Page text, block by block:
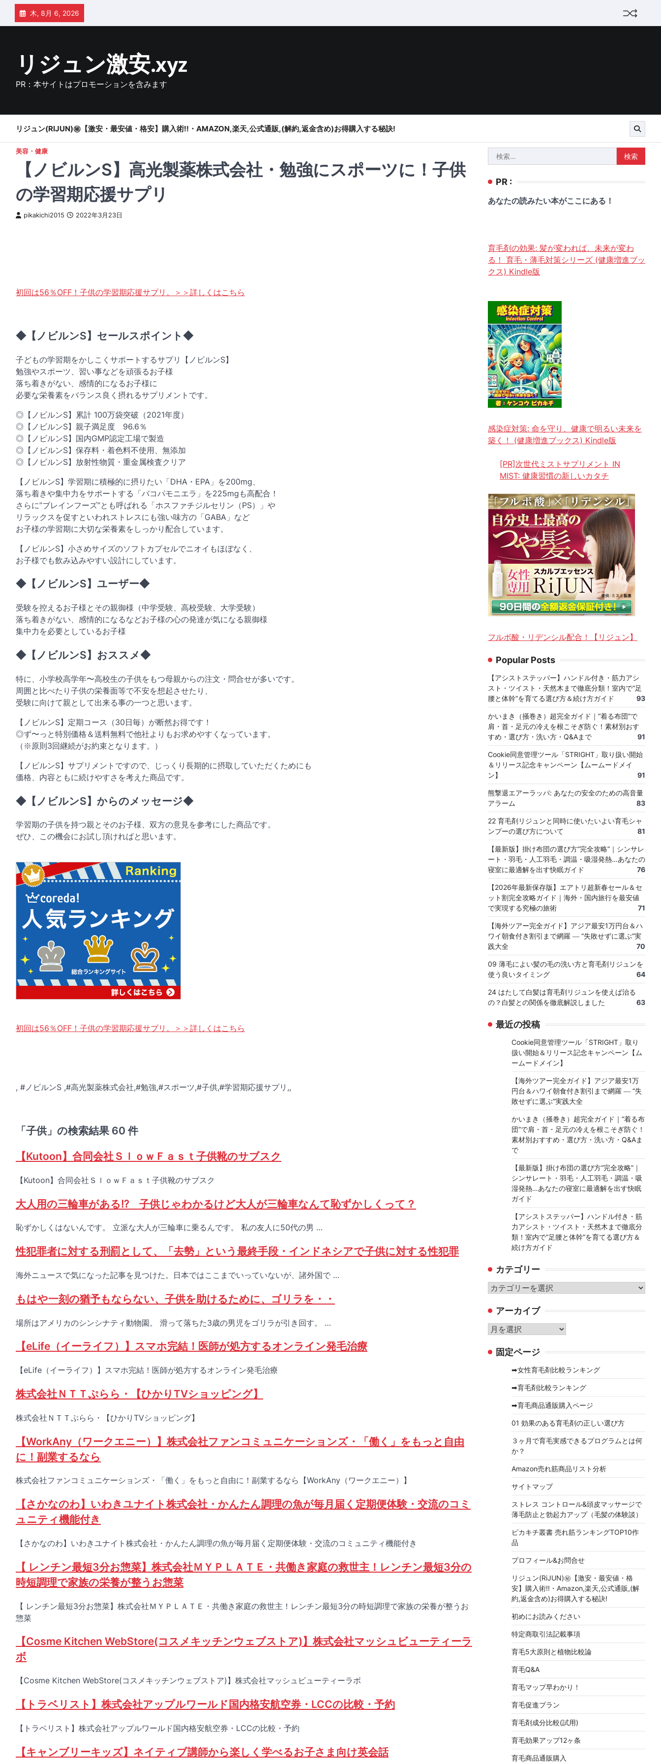
Skip
content
木, 8月 6, 2026
リジュン激安.xyz
PR：本サイトはプロモーションを含みます
リジュン(RIJUN)㊙【激安・最安値・格安】購入術!!・AMAZON,楽天,公式通販,(解約,返金含め)お得購入する秘訣!
美容・健康
【ノビルンS】高光製薬株式会社・勉強にスポーツに！子供
の学習期応援サプリ
pikakichi2015 2022年3月23日
初回は56％OFF！子供の学習期応援サプリ。＞＞詳しくはこちら
◆【ノビルンS】セールスポイント◆
子どもの学習期をかしこくサポートするサプリ【ノビルンS】
勉強やスポーツ、習い事などを頑張るお子様
落ち着きがない、感情的になるお子様に
必要な栄養素をバランス良く摂れるサプリメントです。
◎【ノビルンS】累計 100万袋突破（2021年度）
◎【ノビルンS】親子満足度 96.6％
◎【ノビルンS】国内GMP認定工場で製造
◎【ノビルンS】保存料・着色料不使用、無添加
◎【ノビルンS】放射性物質・重金属検査クリア
【ノビルンS】学習期に積極的に摂りたい「DHA・EPA」を200mg、
落ち着きや集中力をサポートする「バコパモニエラ」を225mgも高配合！
さらに”ブレインフーズ”とも呼ばれる「ホスファチジルセリン（PS）」や
リラックスを促すといわれストレスにも強い味方の「GABA」など
お子様の学習期に大切な栄養素をしっかり配合しています。
【ノビルンS】小さめサイズのソフトカプセルでニオイもほぼなく、
お子様でも飲み込みやすい設計にしています。
◆【ノビルンS】ユーザー◆
受験を控えるお子様とその親御様（中学受験、高校受験、大学受験）
落ち着きがない、感情的になるなどお子様の心の発達が気になる親御様
集中力を必要としているお子様
◆【ノビルンS】おススメ◆
特に、小学校高学年〜高校生の子供をもつ母親からの注文・問合せが多いです。
周囲と比べたり子供の栄養面等で不安を想起させたり、
受験に向けて親として出来る事の一つと思います。
【ノビルンS】定期コース（30日毎）が断然お得です！
◎ず〜っと特別価格＆送料無料で他社よりもお求めやすくなっています。
（※原則3回継続がお約束となります。）
【ノビルンS】サプリメントですので、じっくり長期的に摂取していただくためにも
価格、内容ともに続けやすさを考えた商品です。
◆【ノビルンS】からのメッセージ◆
学習期の子供を持つ親とそのお子様、双方の意見を参考にした商品です。
ぜひ、この機会にお試し頂ければと思います。
初回は56％OFF！子供の学習期応援サプリ。＞＞詳しくはこちら
, #ノビルンS ,#高光製薬株式会社,#勉強,#スポーツ,#子供,#学習期応援サプリ,,
「子供」の検索結果 60 件
【Kutoon】合同会社ＳｌｏｗＦａｓｔ子供靴のサブスク
【Kutoon】合同会社ＳｌｏｗＦａｓｔ子供靴のサブスク
大人用の三輪車がある⁉ 子供じゃわかるけど大人が三輪車なんて恥ずかしくって？
恥ずかしくはないんです。 立派な大人が三輪車に乗るんです。 私の友人に50代の男 …
性犯罪者に対する刑罰として、「去勢」という最終手段・インドネシアで子供に対する性犯罪
海外ニュースで気になった記事を見つけた。日本ではここまでいっていないが、諸外国で …
もはや一刻の猶予もならない、子供を助けるために、ゴリラを・・
場所はアメリカのシンシナティ動物園。 滑って落ちた3歳の男児をゴリラが引き回す。 …
【eLife（イーライフ）】スマホ完結！医師が処方するオンライン発毛治療
【eLife（イーライフ）】スマホ完結！医師が処方するオンライン発毛治療
株式会社ＮＴＴぷらら・【ひかりTVショッピング】
株式会社ＮＴＴぷらら・【ひかりTVショッピング】
【WorkAny（ワークエニー）】株式会社ファンコミュニケーションズ・「働く」をもっと自由
に！副業するなら
株式会社ファンコミュニケーションズ・「働く」をもっと自由に！副業するなら【WorkAny（ワークエニー）】
【さかなのわ】いわきユナイト株式会社・かんたん調理の魚が毎月届く定期便体験・交流のコミ
ュニティ機能付き
【さかなのわ】いわきユナイト株式会社・かんたん調理の魚が毎月届く定期便体験・交流のコミュニティ機能付き
【 レンチン最短3分お惣菜】株式会社ＭＹＰＬＡＴＥ・共働き家庭の救世主！レンチン最短3分の
時短調理で家族の栄養が整うお惣菜
【 レンチン最短3分お惣菜】株式会社ＭＹＰＬＡＴＥ・共働き家庭の救世主！レンチン最短3分の時短調理で家族の栄養が整うお
惣菜
【Cosme Kitchen WebStore(コスメキッチンウェブストア)】株式会社マッシュビューティーラ
ボ
【Cosme Kitchen WebStore(コスメキッチンウェブストア)】株式会社マッシュビューティーラボ
【トラベリスト】株式会社アップルワールド国内格安航空券・LCCの比較・予約
【トラベリスト】株式会社アップルワールド国内格安航空券・LCCの比較・予約
【キャンブリーキッズ】ネイティブ講師から楽しく学べるお子さま向け英会話
索:
PR :
あなたの読みたい本がここにある！
育毛剤の効果: 髪が変われば、未来が変わ
る！ 育毛・薄毛対策シリーズ (健康増進ブッ
クス) Kindle版
感染症対策: 命を守り、健康で明るい未来を
築く！ (健康増進ブックス) Kindle版
[PR]次世代ミストサプリメント IN
MIST: 健康習慣の新しいカタチ
フルボ酸・リデンシル配合！【リジュン】
Popular Posts
【アシストステッパー】ハンドル付き・筋力アシ
スト・ツイスト・天然木まで徹底分類！室内で“足
腰と体幹”を育てる選び方＆続け方ガイド
93
かいまき（掻巻き）超完全ガイド｜“着る布団”で
肩・首・足元の冷えを根こそぎ防ぐ！素材別おす
すめ・選び方・洗い方・Q&Aまで
91
Cookie同意管理ツール「STRIGHT」取り扱い開始
＆リリース記念キャンペーン【ムームードメイ
ン】
91
熊撃退エアーラッパ: あなたの安全のための高音量
アラーム
83
22 育毛剤リジュンと同時に使いたいよい育毛シャ
ンプーの選び方について
81
【最新版】掛け布団の選び方“完全攻略”｜シンサレ
ート・羽毛・人工羽毛・調温・吸湿発熱…あなたの
寝室に最適解を出す快眠ガイド
76
【2026年最新保存版】エアトリ超新春セール＆セ
ット割完全攻略ガイド｜海外・国内旅行を最安値
で実現する究極の旅術
71
【海外ツアー完全ガイド】アジア最安1万円台＆ハ
ワイ朝食付き割引まで網羅 ― “失敗せずに選ぶ”実
践大全
70
09 薄毛によい髪の毛の洗い方と育毛剤リジュンを
使う良いタイミング
64
24 はたして白髪は育毛剤リジュンを使えば治る
の？白髪との関係を徹底解説しました
63
最近の投稿
Cookie同意管理ツール「STRIGHT」取り
扱い開始＆リリース記念キャンペーン【ム
ームードメイン】
【海外ツアー完全ガイド】アジア最安1万
円台＆ハワイ朝食付き割引まで網羅 ― “失
敗せずに選ぶ”実践大全
かいまき（掻巻き）超完全ガイド｜“着る布
団”で肩・首・足元の冷えを根こそぎ防ぐ！
素材別おすすめ・選び方・洗い方・Q&Aま
で
【最新版】掛け布団の選び方“完全攻略”｜
シンサレート・羽毛・人工羽毛・調温・吸
湿発熱…あなたの寝室に最適解を出す快眠
ガイド
【アシストステッパー】ハンドル付き・筋
力アシスト・ツイスト・天然木まで徹底分
類！室内で“足腰と体幹”を育てる選び方＆
続け方ガイド
カテゴリー
カ
ゴ
リ
ー
アーカイブ
ア
カ 固定ページ
➡女性育毛剤比較ランキング
➡育毛剤比較ランキング
➡育毛商品通販購入ページ
01 効果のある育毛剤の正しい選び方
３ヶ月で育毛実感できるプログラムとは何
か？
Amazon売れ筋商品リスト分析
サイトマップ
ストレス コントロール&頭皮マッサージで
薄毛防止と勃起力アップ（毛髪の体験談）
ピカキチ叢書 売れ筋ランキングTOP10作
品
プロフィール&お問合せ
リジュン(RiJUN)㊙【激安・最安値・格
安】購入術!!・Amazon,楽天,公式通販,(解
約,返金含め)お得購入する秘訣!
初めにお読みください
特定商取引法記載事項
育毛5大原則と植物比較論
育毛Q&A
育毛マップ早わかり！
育毛促進プラン
育毛剤成分比較(試用)
育毛効果アップ12ヶ条
育毛商品通販購入